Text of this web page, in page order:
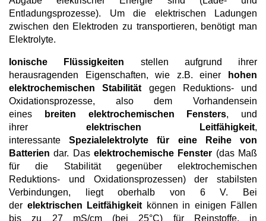
Produkthighlights
Technologie
Funktionsfluide & Additive
Elektrolyte
Lösungsmittel
Reagenzien für die Analytik
Toxizität von ionischen Flüssigkeiten
Über Uns
Unternehmen
Entladungsprozesse). Um die elektrischen Ladungen
zwischen den Elektroden zu transportieren, benötigt man
Elektrolyte.
Ionische Flüssigkeiten stellen aufgrund ihrer
herausragenden Eigenschaften, wie z.B. einer
hohen
elektrochemischen Stabilitätgegen Reduktions- und
Oxidationsprozesse, also dem Vorhandensein
eines
breiten elektrochemischen Fensters, und
ihrer elektrischen Leitfähigkeit,
interessanteSpezialelektrolyte für eine Reihe von
Batteriendar. Daselektrochemische Fenster (das Maß
für die Stabilität gegenüber elektrochemischen
Reduktions- und Oxidationsprozessen) der stabilsten
Verbindungen, liegt oberhalb von 6 V. Bei
der elektrischen Leitfähigkeitkönnen in einigen Fällen
bis zu 27 mS/cm (bei 25°C) für Reinstoffe, in